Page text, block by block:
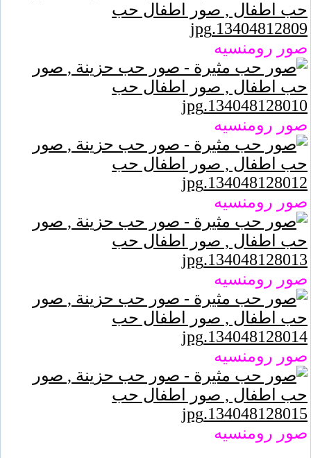
صور رومنسيه
صور رومنسيه
صور رومنسيه
صور رومنسيه
صور رومنسيه
صور رومنسيه